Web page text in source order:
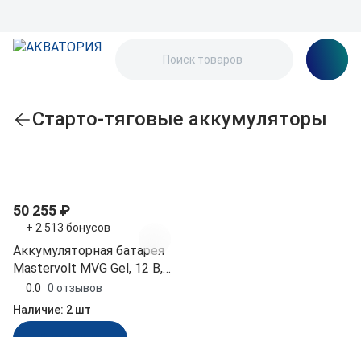
Старто-тяговые аккумуляторы
50 255 ₽
+ 2 513 бонусов
Аккумуляторная батарея
Mastervolt MVG Gel, 12 В,
55 АЧ (10267579)
0.0 0 отзывов
Наличие: 2 шт